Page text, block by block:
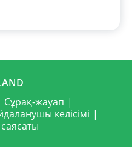
Сұрақ-жауап
келісімі